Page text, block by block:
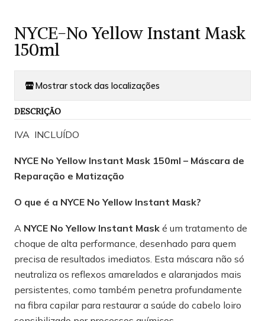
NYCE-No Yellow Instant Mask
150ml
Mostrar stock das localizações
DESCRIÇÃO
IVA INCLUÍDO
NYCE No Yellow Instant Mask 150ml – Máscara de
Reparação e Matização
O que é a NYCE No Yellow Instant Mask?
A NYCE No Yellow Instant Mask é um tratamento de
choque de alta performance, desenhado para quem
precisa de resultados imediatos. Esta máscara não só
neutraliza os reflexos amarelados e alaranjados mais
persistentes, como também penetra profundamente
na fibra capilar para restaurar a saúde do cabelo loiro